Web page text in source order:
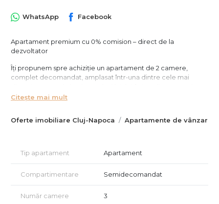
Oferte imobiliare Cluj-Napoca Apartamente de vânzare
WhatsApp Facebook
Apartament premium cu 0% comision – direct de la
dezvoltator
Îți propunem spre achiziție un apartament de 2 camere,
complet decomandat, amplasat într-una dintre cele mai
a The Office, BRD Tower și The Nest.
✔ Termen predare: toamna 2028
* Construcție din cărămidă 25 cm + termosistem 15 cm
* Tâmplărie premium Rehau aluminiu (7 camere, 3 foi de sticlă)
* Încălzire în pardoseală
Citește mai mult
Tip apartament Apartament
Compartimentare Semidecomandat
Număr camere 3